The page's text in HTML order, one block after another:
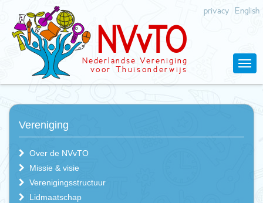
privacy English
NVvTO
Nederlandse Vereniging
voor Thuisonderwijs
Vereniging
Over de NVvTO
Missie & visie
Verenigingsstructuur
Lidmaatschap